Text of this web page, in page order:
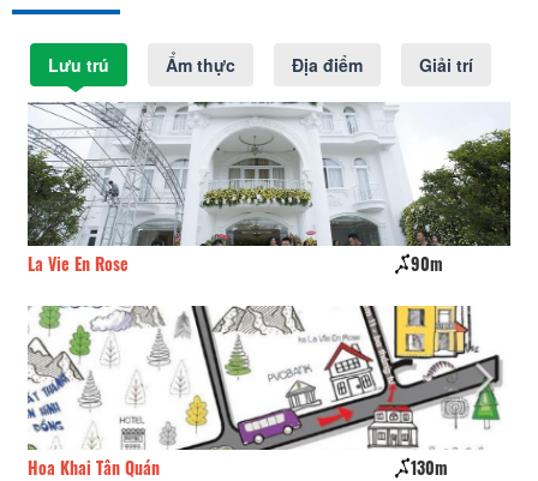
Lưu trú Ẩm thực Địa điểm Giải trí
La Vie En Rose 90m
Hoa Khai Tân Quán 130m